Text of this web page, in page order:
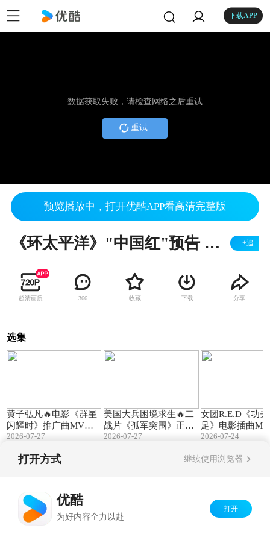
下载APP
数据获取失败，请检查网络之后重试
重试
预览播放中，打开优酷APP看高清完整版
《环太平洋》"中国红"预告 华裔三胞胎出镜问候 +追
超清画质 366 收藏 下载 分享
选集
黄子弘凡🔥电影《群星
闪耀时》推广曲MV
《如果宇宙有答案》
2026-07-27
美国大兵困境求生🔥二
战片《孤军突围》正式
预告（科林·汉克斯 斯
2026-07-27
女团R.E.D《功
足》电影插曲
al Flower》
2026-07-24
打开方式 继续使用浏览器
优酷
为好内容全力以赴
打开